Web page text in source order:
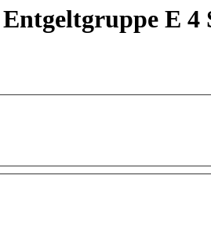
Entgeltgruppe E 4